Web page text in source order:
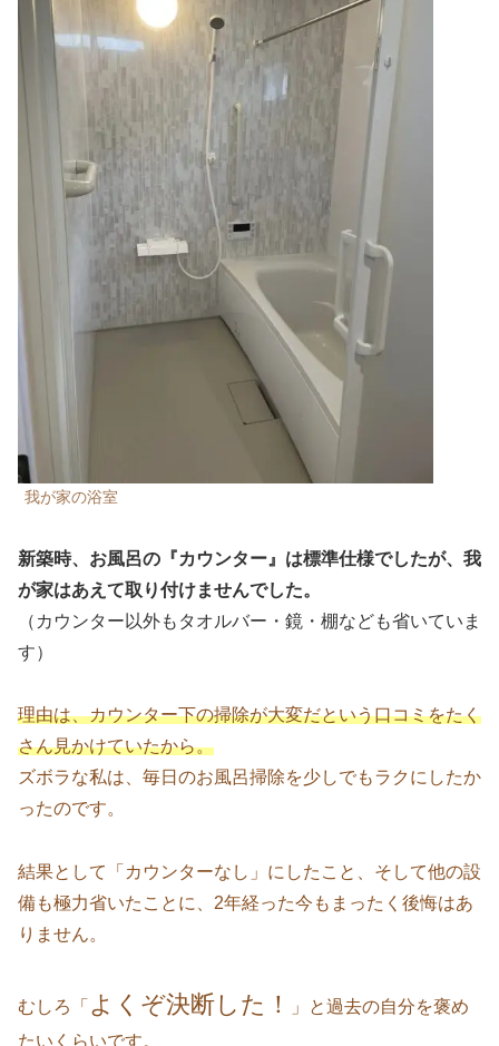
我が家の浴室
新築時、お風呂の『カウンター』は標準仕様でしたが、我
が家はあえて取り付けませんでした。
（カウンター以外もタオルバー・鏡・棚なども省いていま
す）
理由は、カウンター下の掃除が大変だという口コミをたく
さん見かけていたから。
ズボラな私は、毎日のお風呂掃除を少しでもラクにしたか
ったのです。
結果として「カウンターなし」にしたこと、そして他の設
備も極力省いたことに、2年経った今もまったく後悔はあ
りません。
むしろ「 よくぞ決断した！
」と過去の自分を褒め
たいくらいです。